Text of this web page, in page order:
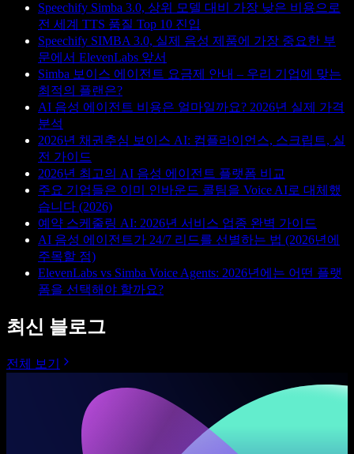
Speechify Simba 3.0, 상위 모델 대비 가장 낮은 비용으로
전 세계 TTS 품질 Top 10 진입
Speechify SIMBA 3.0, 실제 음성 제품에 가장 중요한 부
문에서 ElevenLabs 앞서
Simba 보이스 에이전트 요금제 안내 – 우리 기업에 맞는
최적의 플랜은?
AI 음성 에이전트 비용은 얼마일까요? 2026년 실제 가격
분석
2026년 채권추심 보이스 AI: 컴플라이언스, 스크립트, 실
전 가이드
2026년 최고의 AI 음성 에이전트 플랫폼 비교
주요 기업들은 이미 인바운드 콜팀을 Voice AI로 대체했
습니다 (2026)
예약 스케줄링 AI: 2026년 서비스 업종 완벽 가이드
AI 음성 에이전트가 24/7 리드를 선별하는 법 (2026년에
주목할 점)
ElevenLabs vs Simba Voice Agents: 2026년에는 어떤 플랫
폼을 선택해야 할까요?
최신 블로그
전체 보기